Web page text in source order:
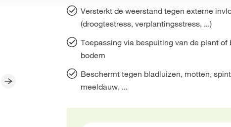
Versterkt de weerstand tegen externe
(droogtestress, verplantingsstress, ...)
Toepassing via bespuiting van de plant of
bodem
Beschermt tegen bladluizen, motten,
meeldauw, ...